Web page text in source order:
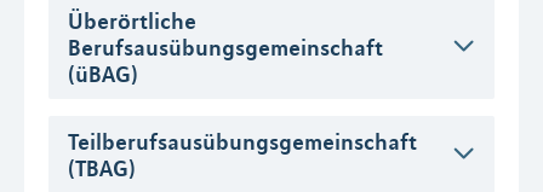
Überörtliche
Berufsausübungsgemeinschaft
(üBAG)
Teilberufsausübungsgemeinschaft
(TBAG)